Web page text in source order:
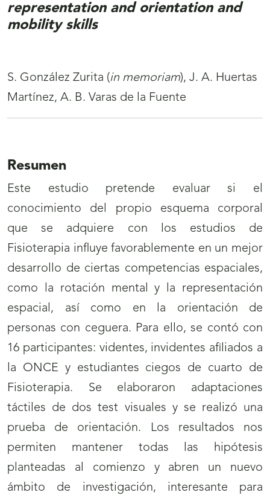
representation and orientation and
mobility skills
S. González Zurita (in memoriam), J. A. Huertas
Martínez, A. B. Varas de la Fuente
Resumen
Este estudio pretende evaluar si el
conocimiento del propio esquema corporal
que se adquiere con los estudios de
Fisioterapia influye favorablemente en un mejor
desarrollo de ciertas competencias espaciales,
como la rotación mental y la representación
espacial, así como en la orientación de
personas con ceguera. Para ello, se contó con
16 participantes: videntes, invidentes afiliados a
la ONCE y estudiantes ciegos de cuarto de
Fisioterapia. Se elaboraron adaptaciones
táctiles de dos test visuales y se realizó una
prueba de orientación. Los resultados nos
permiten mantener todas las hipótesis
planteadas al comienzo y abren un nuevo
ámbito de investigación, interesante para